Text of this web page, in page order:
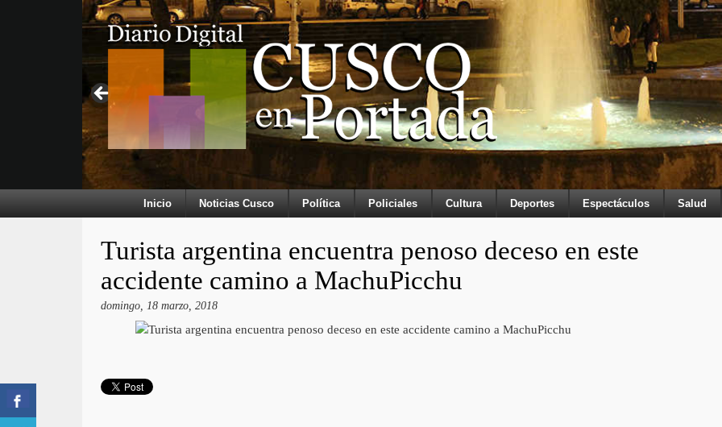
Inicio Noticias Cusco Política Policiales Cultura Deportes Espectáculos Salud
Turista argentina encuentra penoso deceso en este
accidente camino a MachuPicchu
domingo, 18 marzo, 2018